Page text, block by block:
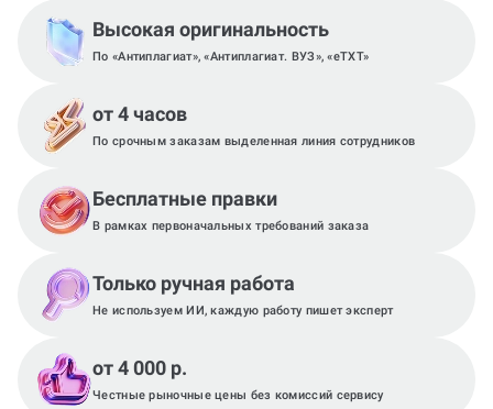
Высокая оригинальность
По «Антиплагиат», «Антиплагиат. ВУЗ», «eTXT»
от 4 часов
По срочным заказам выделенная линия сотрудников
Бесплатные правки
В рамках первоначальных требований заказа
Только ручная работа
Не используем ИИ, каждую работу пишет эксперт
от 4 000 р.
Честные рыночные цены без комиссий сервису